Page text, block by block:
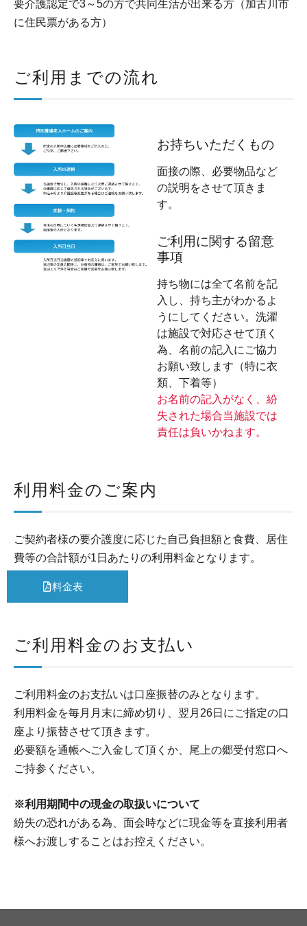
要介護認定で3～5の方で共同生活が出来る方（加古川市
に住民票がある方）
ご利用までの流れ
お持ちいただくもの
面接の際、必要物品など
の説明をさせて頂きま
す。
ご利用に関する留意
事項
持ち物には全て名前を記
入し、持ち主がわかるよ
うにしてください。洗濯
は施設で対応させて頂く
為、名前の記入にご協力
お願い致します（特に衣
類、下着等）
お名前の記入がなく、紛
失された場合当施設では
責任は負いかねます。
利用料金のご案内
ご契約者様の要介護度に応じた自己負担額と食費、居住
費等の合計額が1日あたりの利用料金となります。
料金表
ご利用料金のお支払い
ご利用料金のお支払いは口座振替のみとなります。
利用料金を毎月月末に締め切り、翌月26日にご指定の口
座より振替させて頂きます。
必要額を通帳へご入金して頂くか、尾上の郷受付窓口へ
ご持参ください。
※利用期間中の現金の取扱いについて
紛失の恐れがある為、面会時などに現金等を直接利用者
様へお渡しすることはお控えください。